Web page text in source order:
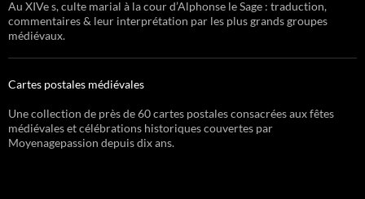
Au XIVe s, culte marial à la cour d’Alphonse le Sage : traduction,
commentaires & leur interprétation par les plus grands groupes
médiévaux.
Cartes postales médiévales
Une collection de près de 60 cartes postales consacrées aux fêtes
médiévales et célébrations historiques couvertes par
Moyenagepassion depuis dix ans.